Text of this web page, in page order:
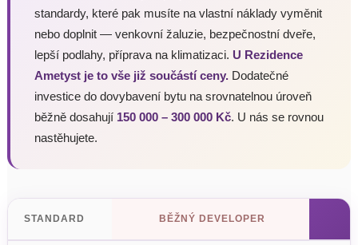
standardy, které pak musíte na vlastní náklady vyměnit
nebo doplnit — venkovní žaluzie, bezpečnostní dveře,
lepší podlahy, příprava na klimatizaci. U Rezidence
Ametyst je to vše již součástí ceny.Dodatečné
investice do dovybavení bytu na srovnatelnou úroveň
běžně dosahují 150 000 – 300 000 Kč. U nás se rovnou
nastěhujete.
STANDARD BĚŽNÝ DEVELOPER